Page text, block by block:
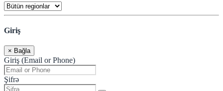
Giriş
× Bağla
Giriş (Email or Phone)
Şifrə